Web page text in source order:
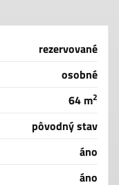
rezervované
osobné
64 m2
pôvodný stav
áno
áno